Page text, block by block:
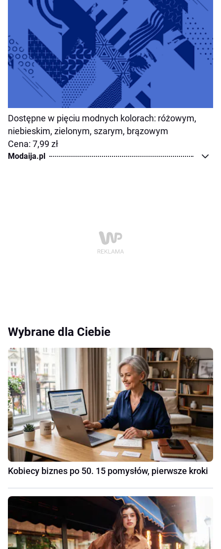
Dostępne w pięciu modnych kolorach: różowym,
niebieskim, zielonym, szarym, brązowym
Cena: 7,99 zł
Modaija.pl
Wybrane dla Ciebie
Kobiecy biznes po 50. 15 pomysłów, pierwsze kroki